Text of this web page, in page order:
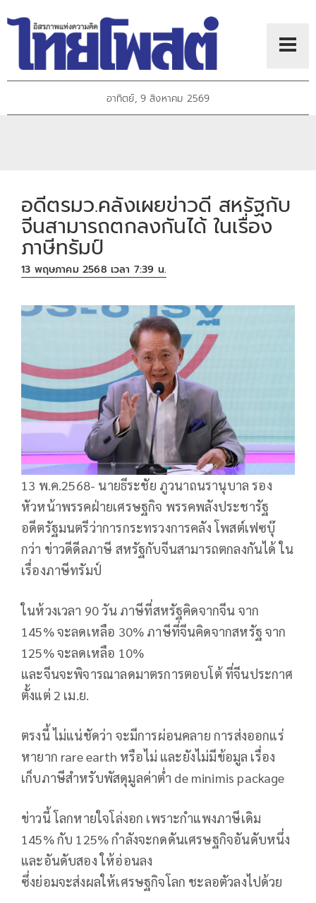
อาทิตย์, 9 สิงหาคม 2569
อดีตรมว.คลังเผยข่าวดี สหรัฐกับ
จีนสามารถตกลงกันได้ ในเรื่อง
ภาษีทรัมป์
13 พฤษภาคม 2568 เวลา 7:39 น.
13 พ.ค.2568- นายธีระชัย ภูวนาถนรานุบาล รอง
หัวหน้าพรรคฝ่ายเศรษฐกิจ พรรคพลังประชารัฐ
อดีตรัฐมนตรีว่าการกระทรวงการคลัง โพสต์เฟซบุ๊
กว่า ข่าวดีดีลภาษี สหรัฐกับจีนสามารถตกลงกันได้ ใน
เรื่องภาษีทรัมป์
ในห้วงเวลา 90 วัน ภาษีที่สหรัฐคิดจากจีน จาก
145% จะลดเหลือ 30% ภาษีที่จีนคิดจากสหรัฐ จาก
125% จะลดเหลือ 10%
และจีนจะพิจารณาลดมาตรการตอบโต้ ที่จีนประกาศ
ตั้งแต่ 2 เม.ย.
ตรงนี้ ไม่แน่ชัดว่า จะมีการผ่อนคลาย การส่งออกแร่
หายาก rare earth หรือไม่ และยังไม่มีข้อมูล เรื่อง
เก็บภาษีสำหรับพัสดุมูลค่าต่ำ de minimis package
ข่าวนี้ โลกหายใจโล่งอก เพราะกำแพงภาษีเดิม
145% กับ 125% กำลังจะกดดันเศรษฐกิจอันดับหนึ่ง
และอันดับสอง ให้อ่อนลง
ซึ่งย่อมจะส่งผลให้เศรษฐกิจโลก ชะลอตัวลงไปด้วย